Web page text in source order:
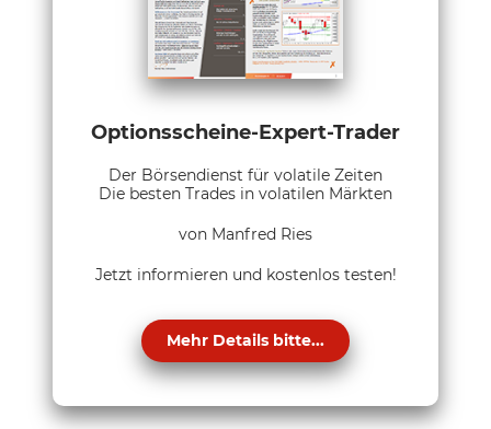
Optionsscheine-Expert-Trader
Der Börsendienst für volatile Zeiten
Die besten Trades in volatilen Märkten
von Manfred Ries
Jetzt informieren und kostenlos testen!
Mehr Details bitte...